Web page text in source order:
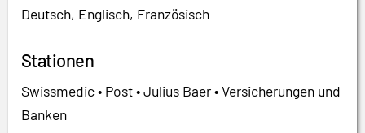
Deutsch, Englisch, Französisch
Stationen
Swissmedic • Post • Julius Baer • Versicherungen und
Banken